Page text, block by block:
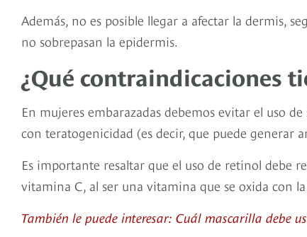
Además, no es posible llegar a afectar la dermis,
no sobrepasan la epidermis.
¿Qué contraindicaciones
En mujeres embarazadas debemos evitar el uso
con teratogenicidad (es decir, que puede generar
Es importante resaltar que el uso de retinol debe
vitamina C, al ser una vitamina que se oxida con la
También le puede interesar: Cuál mascarilla debe